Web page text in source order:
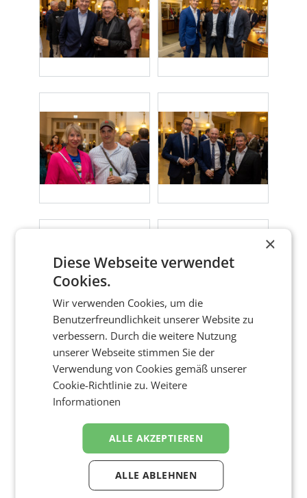
×
Diese Webseite verwendet
Cookies.
Wir verwenden Cookies, um die
Benutzerfreundlichkeit unserer Website zu
verbessern. Durch die weitere Nutzung
unserer Webseite stimmen Sie der
Verwendung von Cookies gemäß unserer
Cookie-Richtlinie zu.Weitere
Informationen
ALLE AKZEPTIEREN
ALLE ABLEHNEN